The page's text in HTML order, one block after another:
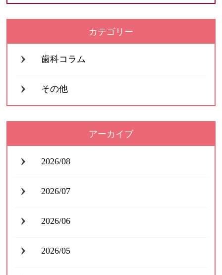
カテゴリー
歯科コラム
その他
アーカイブ
2026/08
2026/07
2026/06
2026/05